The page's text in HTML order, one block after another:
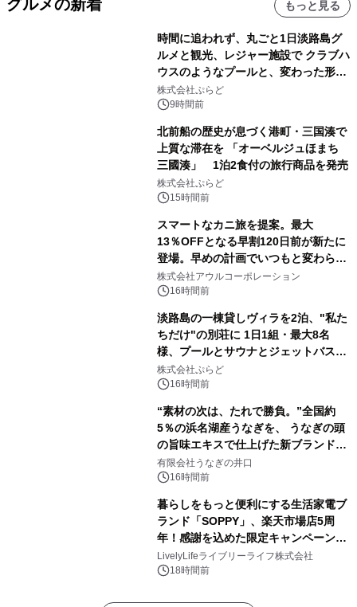
グルメの新着 もっと見る
時間に追われず、丸ごと1日淡路島グ
ルメと観光、レジャー施設で クラブハ
ウスのようなプールと、変わった形の
サウナも 「THE BOXY AWAJI」のお
得な素泊まり連泊プランで
株式会社ぷらど
9時間前
北前船の歴史が息づく港町・三国湊で
上質な滞在を 「オーベルジュほまち
三國湊」 1泊2食付の旅行商品を発売
株式会社ぷらど
15時間前
スマートなカニ旅を提案。最大
13％OFFとなる早割120日前が新たに
登場。早めの計画でいつもと変わらぬ
大人の冬旅を。ー夕日ヶ浦温泉「佳松
苑 別邸ふうか」ー
株式会社アウルコーポレーション
16時間前
淡路島の一棟貸しヴィラを2泊、"私た
ちだけ"の別荘に 1日1組・最大8名
様、プールとサウナとジェットバス付
きで Villa Mon Temps AWAJIの連泊
素泊りプラン
株式会社ぷらど
16時間前
“素材の次は、たれで勝負。”全国約
5％の浜名湖産うなぎを、 うなぎの頭
の旨味エキスで仕上げた新ブランド
「井口の誉」誕生
有限会社うなぎの井口
16時間前
暮らしをもっと便利にする生活家電ブ
ランド「SOPPY」、楽天市場店5周
年！感謝を込めた限定キャンペーンを
8月10日より開催
LivelyLifeライブリーライフ株式会社
18時間前